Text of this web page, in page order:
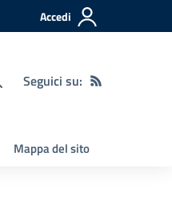
Accedi
Seguici su:
Mappa del sito